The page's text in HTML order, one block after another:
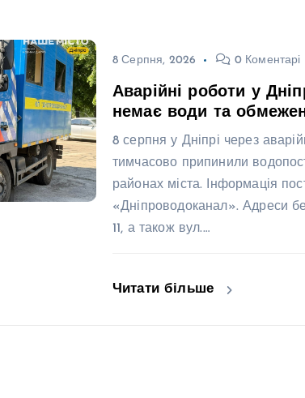
8 Серпня, 2026 0 Коментарі
Аварійні роботи у
немає води та
8 серпня у Дніпрі через
тимчасово припинили
районах міста. Інформація
«Дніпроводоканал». Адреси
11, а також вул.…
Читати більше